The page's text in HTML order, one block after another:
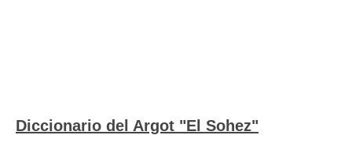
Diccionario del Argot "El Sohez"